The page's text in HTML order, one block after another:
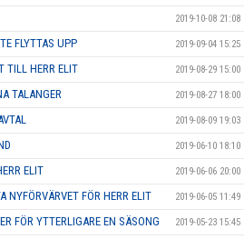
2019-10-08 21:08
FLYTTAS UPP 2019-09-04 15:25
TILL HERR ELIT 2019-08-29 15:00
TALANGER 2019-08-27 18:00
2019-08-09 19:03
2019-06-10 18:10
ELIT 2019-06-06 20:00
NYFÖRVÄRVET FÖR HERR ELIT 2019-06-05 11:49
FÖR YTTERLIGARE EN SÄSONG 2019-05-23 15:45